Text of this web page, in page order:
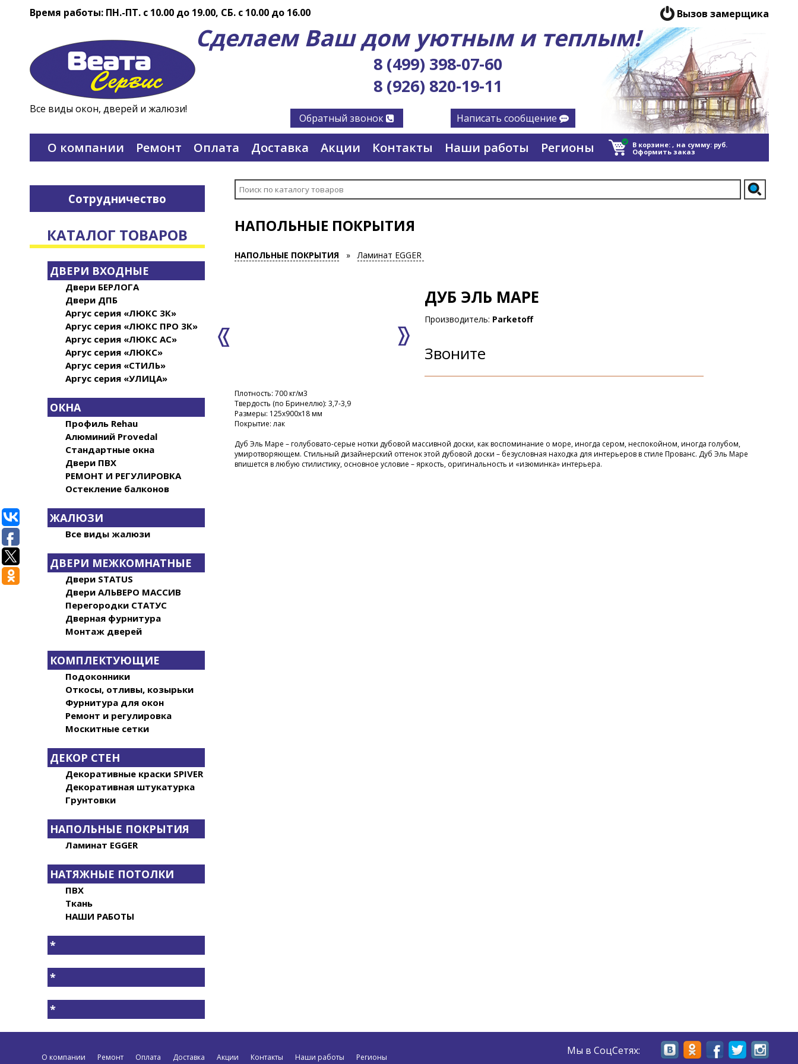
Время работы: ПН.-ПТ. c 10.00 до 19.00, СБ. с 10.00 до 16.00 Вызов замерщика
Все виды окон, дверей и жалюзи!
Сделаем Ваш дом уютным и теплым!
8 (499) 398-07-60
8 (926) 820-19-11
Обратный звонок Написать сообщение
О компании Ремонт Оплата Доставка Акции Контакты Наши работы Регионы В корзине: , на сумму: руб.
Оформить заказ
Сотрудничество
КАТАЛОГ ТОВАРОВ
ДВЕРИ ВХОДНЫЕ
Двери БЕРЛОГА
Двери ДПБ
Аргус серия «ЛЮКС 3К»
Аргус серия «ЛЮКС ПРО 3К»
Аргус серия «ЛЮКС АС»
Аргус серия «ЛЮКС»
Аргус серия «СТИЛЬ»
Аргус серия «УЛИЦА»
ОКНА
Профиль Rehau
Алюминий Provedal
Стандартные окна
Двери ПВХ
РЕМОНТ И РЕГУЛИРОВКА
Остекление балконов
ЖАЛЮЗИ
Все виды жалюзи
ДВЕРИ МЕЖКОМНАТНЫЕ
Двери STATUS
Двери АЛЬВЕРО МАССИВ
Перегородки СТАТУС
Дверная фурнитура
Монтаж дверей
КОМПЛЕКТУЮЩИЕ
Подоконники
Откосы, отливы, козырьки
Фурнитура для окон
Ремонт и регулировка
Москитные сетки
ДЕКОР СТЕН
Декоративные краски SPIVER
Декоративная штукатурка
Грунтовки
НАПОЛЬНЫЕ ПОКРЫТИЯ
Ламинат EGGER
НАТЯЖНЫЕ ПОТОЛКИ
ПВХ
Ткань
НАШИ РАБОТЫ
*
*
*
НАПОЛЬНЫЕ ПОКРЫТИЯ
НАПОЛЬНЫЕ ПОКРЫТИЯ »Ламинат EGGER
ДУБ ЭЛЬ МАРЕ
Производитель: Parketoff
Звоните
Плотность: 700 кг/м3
Твердость (по Бринеллю): 3,7-3,9
Размеры: 125x900x18 мм
Покрытие: лак
Дуб Эль Маре – голубовато-серые нотки дубовой массивной доски, как воспоминание о море, иногда сером, неспокойном, иногда голубом,
умиротворяющем. Стильный дизайнерский оттенок этой дубовой доски – безусловная находка для интерьеров в стиле Прованс. Дуб Эль Маре
впишется в любую стилистику, основное условие – яркость, оригинальность и «изюминка» интерьера.
О компании Ремонт Оплата Доставка Акции Контакты Наши работы Регионы
Мы в СоцСетях: